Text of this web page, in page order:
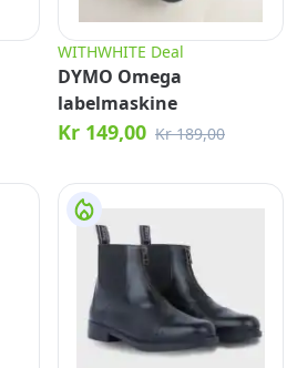
WITHWHITE Deal
DYMO Omega
labelmaskine
Kr 149,00 Kr 189,00